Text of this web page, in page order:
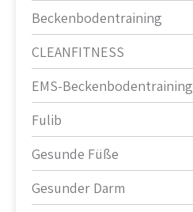
Beckenbodentraining
CLEANFITNESS
EMS-Beckenbodentraining
Fulib
Gesunde Füße
Gesunder Darm